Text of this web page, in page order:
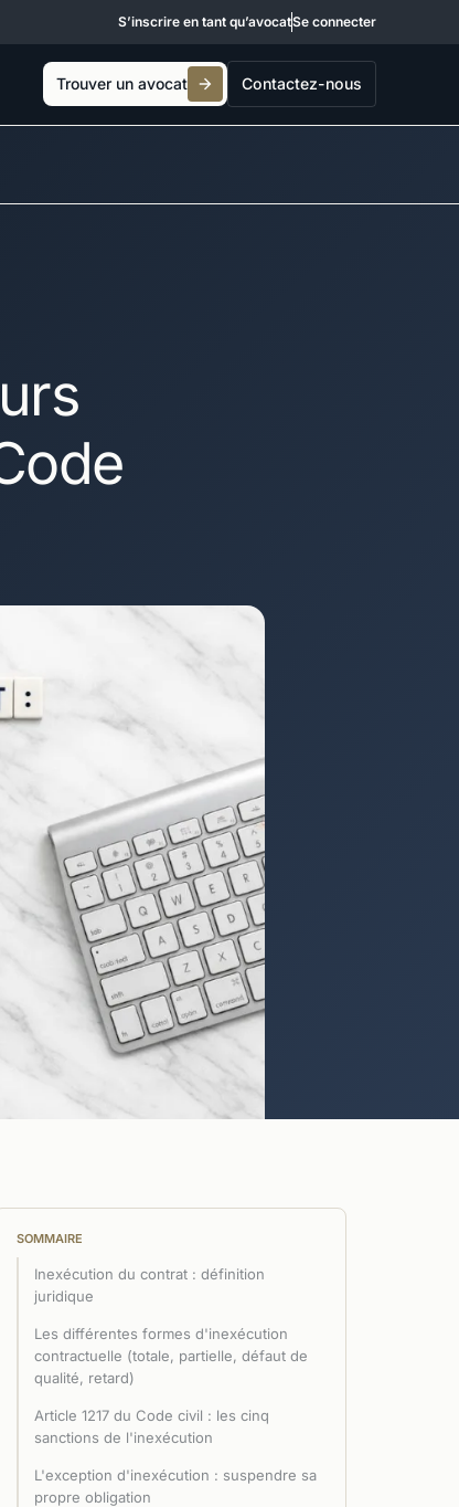
S’inscrire en tant qu’avocatSe connecter
Trouver un avocat Contactez-nous
SOMMAIRE
Inexécution du contrat : définition
juridique
Les différentes formes d'inexécution
contractuelle (totale, partielle, défaut de
qualité, retard)
Article 1217 du Code civil : les cinq
sanctions de l'inexécution
L'exception d'inexécution : suspendre sa
propre obligation